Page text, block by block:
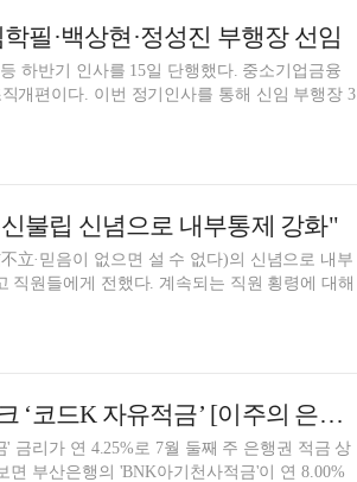
필·백상현·정성진 부행장 선임
하반기 인사를 15일 단행했다. 중소기업금융
개편이다. 이번 정기인사를 통해 신임 부행장 3
불립 신념으로 내부통제 강화"
立·믿음이 없으면 설 수 없다)의 신념으로 내부
직원들에게 전했다. 계속되는 직원 횡령에 대해
24개월 최고 연 4.25%…케이뱅크 ‘코드K 자유적금’ [이주의 은행 적금금리-7월 2주]
금리가 연 4.25%로 7월 둘째 주 은행권 적금 상
부산은행의 'BNK아기천사적금'이 연 8.00%